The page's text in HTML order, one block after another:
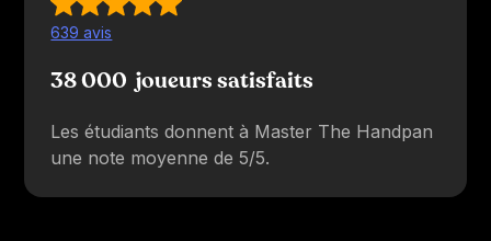
639 avis
38 000 joueurs satisfaits
Les étudiants donnent à Master The Handpan
une note moyenne de 5/5.